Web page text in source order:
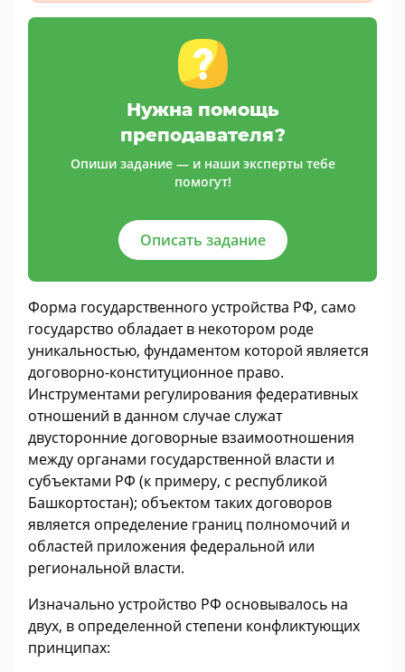
Нужна помощь
преподавателя?
Опиши задание — и наши эксперты тебе
помогут!
Описать задание
Форма государственного устройства РФ, само
государство обладает в некотором роде
уникальностью, фундаментом которой является
договорно-конституционное право.
Инструментами регулирования федеративных
отношений в данном случае служат
двусторонние договорные взаимоотношения
между органами государственной власти и
субъектами РФ (к примеру, с республикой
Башкортостан); объектом таких договоров
является определение границ полномочий и
областей приложения федеральной или
региональной власти.
Изначально устройство РФ основывалось на
двух, в определенной степени конфликтующих
принципах: